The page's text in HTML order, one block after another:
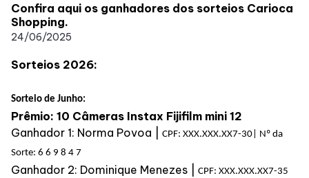
Lojas e Restaurantes
Alimentação
Programa de benefícios
Confira aqui os ganhadores dos sorteios Carioca
Shopping.
24/06/2025
Sorteios 2026:
Sorteio de Junho:
Prêmio: 10 Câmeras Instax Fijifilm mini 12
Ganhador 1: Norma Povoa |
CPF: XXX.XXX.XX7-30| Nº da
Sorte: 6 6 9 8 4 7
Ganhador 2: Dominique Menezes |
CPF: XXX.XXX.XX7-35